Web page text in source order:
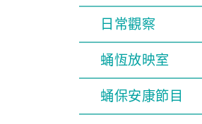
日常觀察
蛹恆放映室
蛹保安康節目